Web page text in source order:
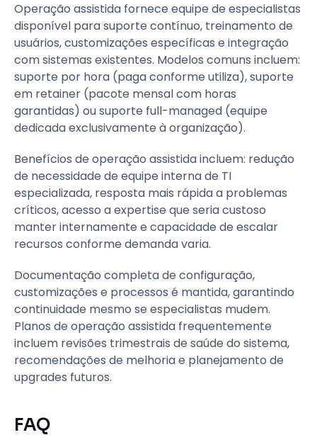
Operação assistida fornece equipe de especialistas
disponível para suporte contínuo, treinamento de
usuários, customizações específicas e integração
com sistemas existentes. Modelos comuns incluem:
suporte por hora (paga conforme utiliza), suporte
em retainer (pacote mensal com horas
garantidas) ou suporte full-managed (equipe
dedicada exclusivamente à organização).
Benefícios de operação assistida incluem: redução
de necessidade de equipe interna de TI
especializada, resposta mais rápida a problemas
críticos, acesso a expertise que seria custoso
manter internamente e capacidade de escalar
recursos conforme demanda varia.
Documentação completa de configuração,
customizações e processos é mantida, garantindo
continuidade mesmo se especialistas mudem.
Planos de operação assistida frequentemente
incluem revisões trimestrais de saúde do sistema,
recomendações de melhoria e planejamento de
upgrades futuros.
FAQ